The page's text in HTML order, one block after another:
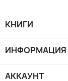
КНИГИ
ИНФОРМАЦИЯ
АККАУНТ